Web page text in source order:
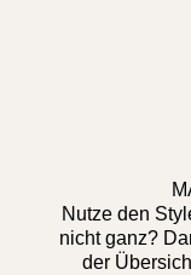
Nutze den
nicht ganz?
der